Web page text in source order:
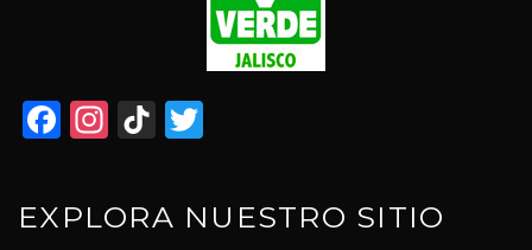
Facebook
Instagram
TikTok
EXPLORA NUESTRO SITIO